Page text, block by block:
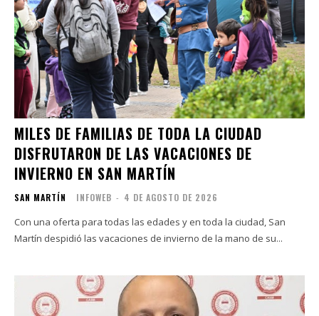
MILES DE FAMILIAS DE TODA LA CIUDAD
DISFRUTARON DE LAS VACACIONES DE
INVIERNO EN SAN MARTÍN
SAN MARTÍN INFOWEB - 4 DE AGOSTO DE 2026
Con una oferta para todas las edades y en toda la ciudad, San
Martín despidió las vacaciones de invierno de la mano de su...